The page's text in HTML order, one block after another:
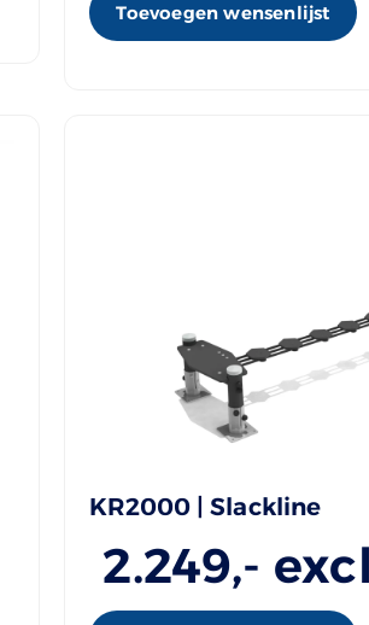
Toevoegen wensenlijst
KR2000 | Slackline
2.249,-